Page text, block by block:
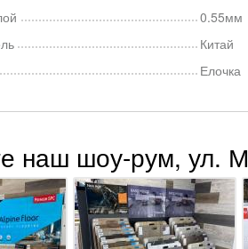
0.55мм
Китай
Елочка
наш шоу-рум, ул.